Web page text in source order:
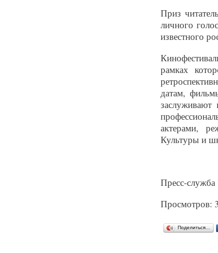
Приз
личного
известного
рамках
датам,
актерами,
Культуры и
Пресс-служба
Просмотров:
Поделиться…